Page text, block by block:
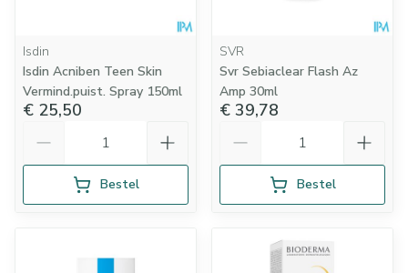
Isdin
Isdin Acniben Teen Skin
Vermind.puist. Spray 150ml
€ 25,50
Bestel
SVR
Svr Sebiaclear Flash Az
Amp 30ml
€ 39,78
Bestel